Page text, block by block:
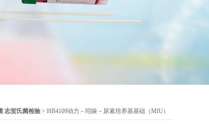
志贺氏菌检验 > HB4109动力－吲哚－尿素培养基基础（MIU）